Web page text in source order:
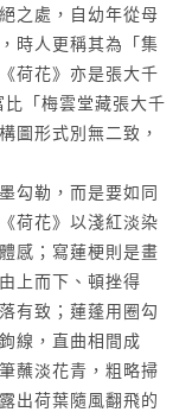
之處，自幼年從母
時人更稱其為「集
荷花》亦是張大千
「梅雲堂藏張大千
圖形式別無二致，
勾勒，而是要如同
荷花》以淺紅淡染
感；寫蓮梗則是畫
上而下、頓挫得
有致；蓮蓬用圈勾
線，直曲相間成
蘸淡花青，粗略掃
出荷葉隨風翻飛的